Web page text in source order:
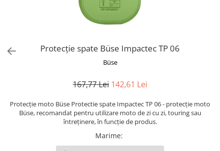
CAGULE SI PROTECTII GAT
TERMICE
Stickere & Grafică
Manete & Comenzi
Ornamente Spite
Protecție spate Büse Impactec TP 06
Büse
167,77 Lei 142,61 Lei
Protecție moto Büse Protectie spate Impactec TP 06 - protecție moto
Büse, recomandat pentru utilizare moto de zi cu zi, touring sau
întreținere, în funcție de produs.
Marime: